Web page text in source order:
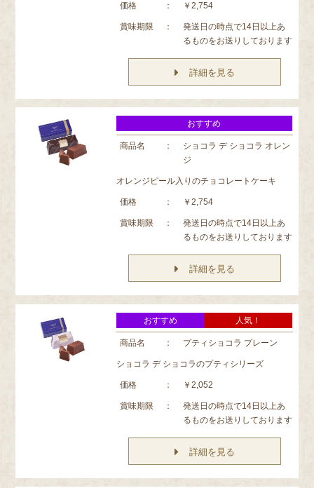
価格 ： ￥2,754
賞味期限 ：
発送日の時点で14日以上あ
るものをお送りしております
詳細を見る
おすすめ
商品名 ：
ショコラ デ ショコラ オレン
ジ
オレンジピール入りのチョコレートケーキ
価格 ： ￥2,754
賞味期限 ：
発送日の時点で14日以上あ
るものをお送りしております
詳細を見る
おすすめ 人気！
商品名 ： プティショコラ プレーン
ショコラ デ ショコラのプティシリーズ
価格 ： ￥2,052
賞味期限 ：
発送日の時点で14日以上あ
るものをお送りしております
詳細を見る